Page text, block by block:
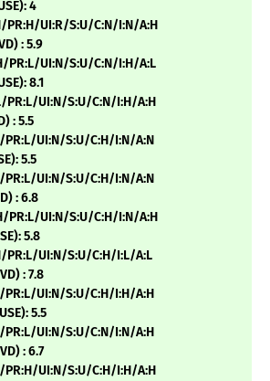
4
PR:H/UI:R/S:U/C:N/I:N/A:H
: 5.9
PR:L/UI:N/S:U/C:N/I:H/A:L
8.1
PR:L/UI:N/S:U/C:N/I:H/A:H
: 5.5
PR:L/UI:N/S:U/C:H/I:N/A:N
5.5
PR:L/UI:N/S:U/C:H/I:N/A:N
: 6.8
PR:L/UI:N/S:U/C:H/I:N/A:H
5.8
PR:L/UI:N/S:U/C:H/I:L/A:L
: 7.8
PR:L/UI:N/S:U/C:H/I:H/A:H
5.5
PR:L/UI:N/S:U/C:N/I:N/A:H
: 6.7
PR:H/UI:N/S:U/C:H/I:H/A:H